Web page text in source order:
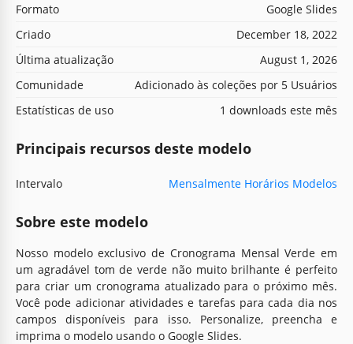
Formato
Google Slides
Criado
December 18, 2022
Última atualização
August 1, 2026
Comunidade
Adicionado às coleções por 5 Usuários
Estatísticas de uso
1 downloads este mês
Principais recursos deste modelo
Intervalo Mensalmente Horários Modelos
Sobre este modelo
Nosso modelo exclusivo de Cronograma Mensal Verde em
um agradável tom de verde não muito brilhante é perfeito
para criar um cronograma atualizado para o próximo mês.
Você pode adicionar atividades e tarefas para cada dia nos
campos disponíveis para isso. Personalize, preencha e
imprima o modelo usando o Google Slides.